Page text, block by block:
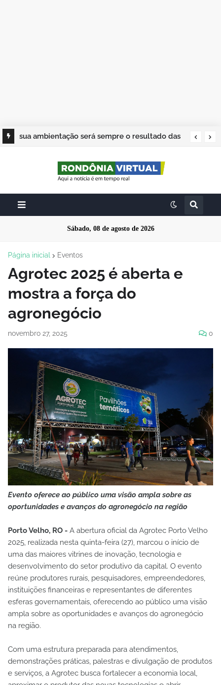
sua ambientação será sempre o resultado das
Sábado, 08 de agosto de 2026
Página inicial Eventos
Agrotec 2025 é aberta e
mostra a força do
agronegócio
novembro 27, 2025 0
Evento oferece ao público uma visão ampla sobre as
oportunidades e avanços do agronegócio na região
Porto Velho, RO - A abertura oficial da Agrotec Porto Velho
2025, realizada nesta quinta-feira (27), marcou o início de
uma das maiores vitrines de inovação, tecnologia e
desenvolvimento do setor produtivo da capital. O evento
reúne produtores rurais, pesquisadores, empreendedores,
instituições financeiras e representantes de diferentes
esferas governamentais, oferecendo ao público uma visão
ampla sobre as oportunidades e avanços do agronegócio
na região.
Com uma estrutura preparada para atendimentos,
demonstrações práticas, palestras e divulgação de produtos
e serviços, a Agrotec busca fortalecer a economia local,